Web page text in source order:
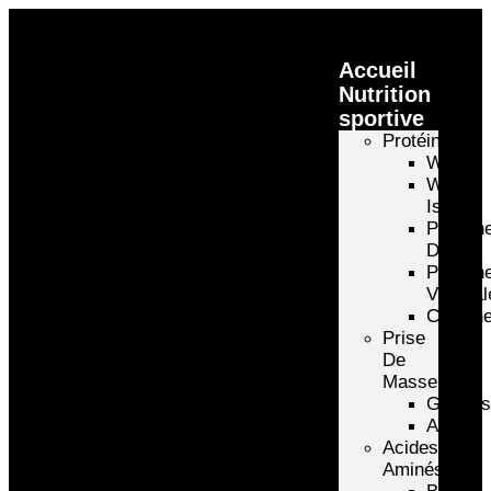
Accueil
Nutrition
sportive
Protéines
Whey
Whey
Isolate
D’oeuf
Prise
De
Masse
Gainers
Autre
Acides
Aminés